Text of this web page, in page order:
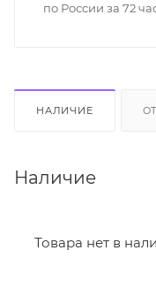
по России за 72
НАЛИЧИЕ
Наличие
Товара нет в